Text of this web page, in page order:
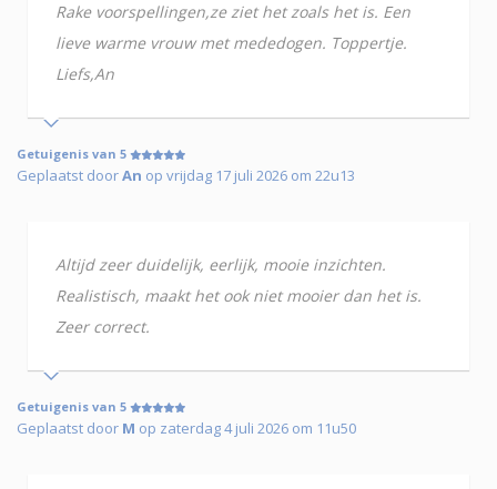
Rake voorspellingen,ze ziet het zoals het is. Een
lieve warme vrouw met mededogen. Toppertje.
Liefs,An
Getuigenis van 5
Geplaatst doorAn op vrijdag 17 juli 2026 om 22u13
Altijd zeer duidelijk, eerlijk, mooie inzichten.
Realistisch, maakt het ook niet mooier dan het is.
Zeer correct.
Getuigenis van 5
Geplaatst door M op zaterdag 4 juli 2026 om 11u50